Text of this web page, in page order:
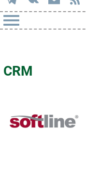
Импорто­замещение
Фиксированная
CRM